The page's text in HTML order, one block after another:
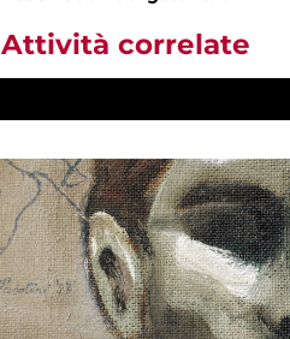
Attività correlate